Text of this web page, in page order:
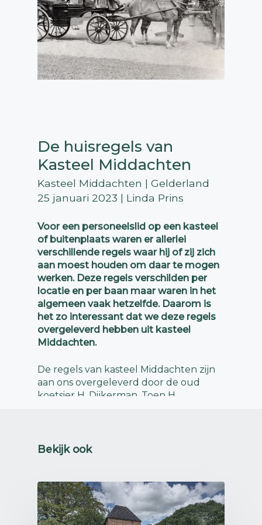
De huisregels van
Kasteel Middachten
Kasteel Middachten | Gelderland
25 januari 2023 | Linda Prins
Voor een personeelslid op een kasteel
of buitenplaats waren er allerlei
verschillende regels waar hij of zij zich
aan moest houden om daar te mogen
werken. Deze regels verschilden per
locatie en per baan maar waren in het
algemeen vaak hetzelfde. Daarom is
het zo interessant dat we deze regels
overgeleverd hebben uit kasteel
Middachten.
De regels van kasteel Middachten zijn
aan ons overgeleverd door de oud
koetsier H. Dijkerman. Toen H.
nieuwe leven was namelijk erg luxe in
gaan werken als boerenknecht en
uiteindelijk in dienst gegaan. Dit nieuwe
leven op het kasteel was een stuk
Bekijk ook